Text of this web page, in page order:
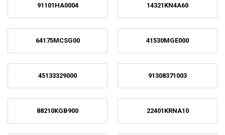
91101HA0004 14321KN4A60
64175MCSG00 41530MGE000
45133329000 91308371003
88210KGB900 22401KRNA10